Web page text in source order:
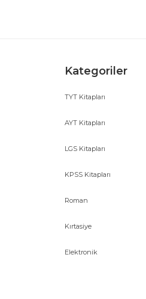
Kategoriler
TYT Kitapları
AYT Kitapları
LGS Kitapları
KPSS Kitapları
Roman
Kırtasiye
Elektronik